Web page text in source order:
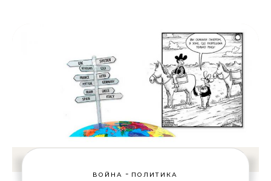
ВОЙНА - ПОЛИТИКА